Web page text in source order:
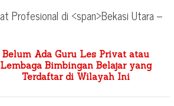
Belum Ada Guru Les Privat atau
Lembaga Bimbingan Belajar yang
Terdaftar di Wilayah Ini